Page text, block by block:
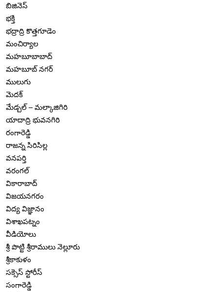
బిజినెస్
భక్తి
భద్రాద్రి కొత్తగూడెం
మంచిర్యాల
మహబూబాబాద్
మహబూబ్ నగర్
ములుగు
మెదక్
మేడ్చల్ – మల్కాజిగిరి
యాదాద్రి భువనగిరి
రంగారెడ్డి
రాజన్న సిరిసిల్ల
వనపర్తి
వరంగల్
వికారాబాద్
విజయనగరం
విద్య విజ్ఞానం
విశాఖపట్నం
వీడియోలు
శ్రీ పొట్టి శ్రీరాములు నెల్లూరు
శ్రీకాకుళం
సక్సెస్ స్టోరీస్
సంగారెడ్డి